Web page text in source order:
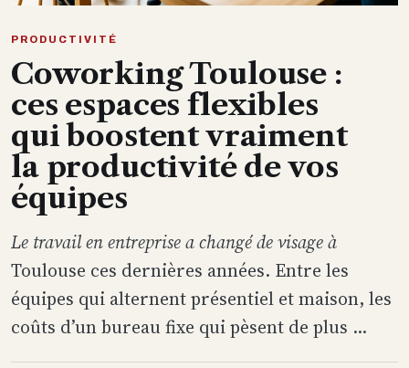
PRODUCTIVITÉ
Coworking Toulouse :
ces espaces flexibles
qui boostent vraiment
la productivité de vos
équipes
Le travail en entreprise a changé de visage à
Toulouse ces dernières années. Entre les
équipes qui alternent présentiel et maison, les
coûts d’un bureau fixe qui pèsent de plus ...